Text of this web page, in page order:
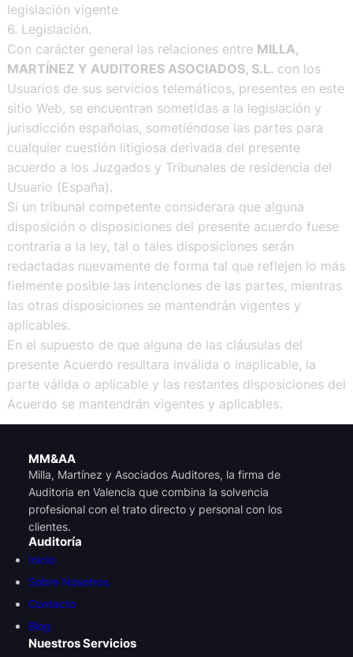
legislación vigente
6. Legislación.
Con carácter general las relaciones entre MILLA,
MARTÍNEZ Y AUDITORES ASOCIADOS, S.L. con los
Usuarios de sus servicios telemáticos, presentes en este
sitio Web, se encuentran sometidas a la legislación y
jurisdicción españolas, sometiéndose las partes para
cualquier cuestión litigiosa derivada del presente
acuerdo a los Juzgados y Tribunales de residencia del
Usuario (España).
Si un tribunal competente considerara que alguna
disposición o disposiciones del presente acuerdo fuese
contraria a la ley, tal o tales disposiciones serán
redactadas nuevamente de forma tal que reflejen lo más
fielmente posible las intenciones de las partes, mientras
las otras disposiciones se mantendrán vigentes y
aplicables.
En el supuesto de que alguna de las cláusulas del
presente Acuerdo resultara inválida o inaplicable, la
parte válida o aplicable y las restantes disposiciones del
Acuerdo se mantendrán vigentes y aplicables.
MM&AA
Milla, Martínez y Asociados Auditores, la firma de
Auditoria en Valencia que combina la solvencia
profesional con el trato directo y personal con los
clientes.
Auditoría
Inicio
Sobre Nosotros
Contacto
Blog
Nuestros Servicios